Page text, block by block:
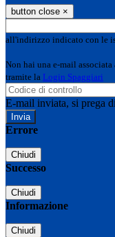
button close ×
all'indirizzo indicato con le
Non hai una e-mail
tramite la Login Spaggiari
E-mail inviata, si prega
Errore
Chiudi
Successo
Chiudi
Informazione
Chiudi